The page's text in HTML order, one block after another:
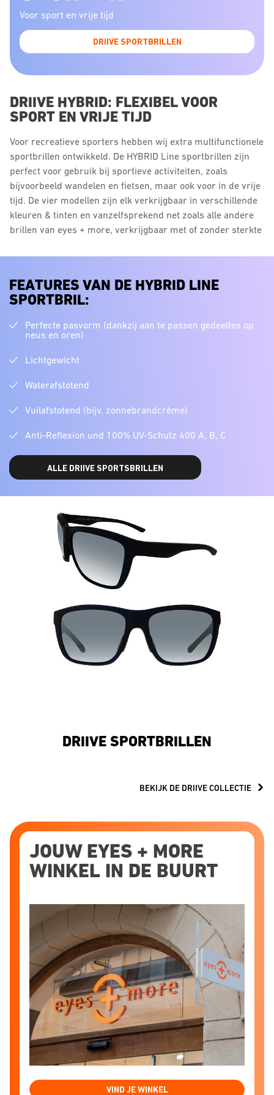
Voor sport en vrije tijd
DRIIVE SPORTBRILLEN
DRIIVE HYBRID: FLEXIBEL VOOR
SPORT EN VRIJE TIJD
Voor recreatieve sporters hebben wij extra multifunctionele
sportbrillen ontwikkeld. De HYBRID Line sportbrillen zijn
perfect voor gebruik bij sportieve activiteiten, zoals
bijvoorbeeld wandelen en fietsen, maar ook voor in de vrije
tijd. De vier modellen zijn elk verkrijgbaar in verschillende
kleuren & tinten en vanzelfsprekend net zoals alle andere
brillen van eyes + more, verkrijgbaar met of zonder sterkte
FEATURES VAN DE HYBRID LINE
SPORTBRIL:
Perfecte pasvorm (dankzij aan te passen gedeeltes op
neus en oren)
Lichtgewicht
Waterafstotend
Vuilafstotend (bijv. zonnebrandcrème)
Anti-Reflexion und 100% UV-Schutz 400 A, B, C
ALLE DRIIVE SPORTSBRILLEN
DRIIVE SPORTBRILLEN
BEKIJK DE DRIIVE COLLECTIE
JOUW EYES + MORE
WINKEL IN DE BUURT
VIND JE WINKEL